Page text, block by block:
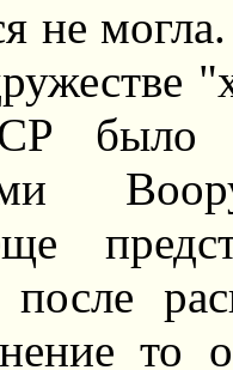
не
было
после
то